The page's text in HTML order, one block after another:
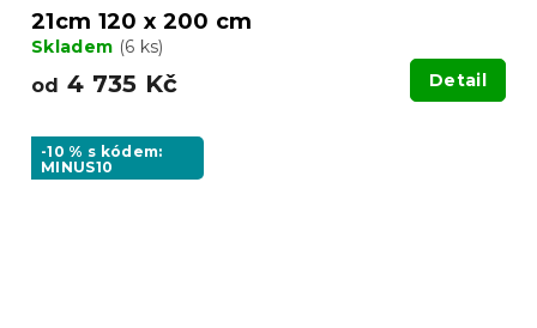
21cm 120 x 200 cm
Skladem (6 ks)
od 4 735 Kč Detail
-10 % s kódem:
MINUS10